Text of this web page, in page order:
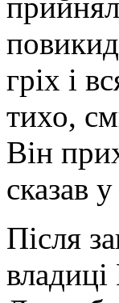
гріх і
тихо,
Він
сказав
Після